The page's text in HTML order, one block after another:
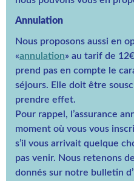
Annulation
Nous proposons aussi en
«annulation» au tarif de
prend pas en compte le
séjours. Elle doit être
prendre effet.
Pour rappel, l’assurance
moment où vous vous
s’il vous arrivait quelque
pas venir. Nous retenons
donnés sur notre bulletin